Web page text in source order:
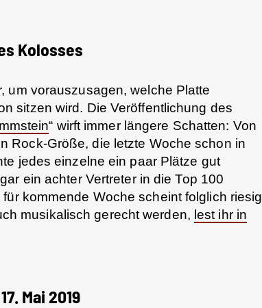
Kolosses
um vorauszusagen, welche Platte
sitzen wird. Die Veröffentlichung des
“ wirft immer längere Schatten: Von
Rock-Größe, die letzte Woche schon in
jedes einzelne ein paar Plätze gut
ein achter Vertreter in die Top 100
kommende Woche scheint folglich riesig
musikalisch gerecht werden, lest ihr in
Mai 2019